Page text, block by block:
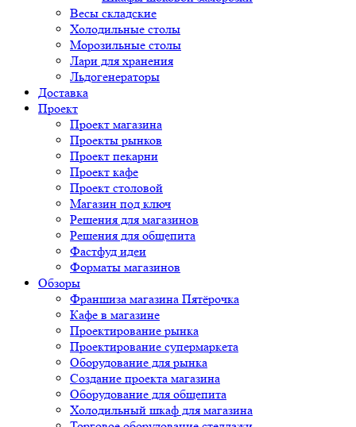
Весы складские
Холодильные столы
Морозильные столы
Лари для хранения
Льдогенераторы
Доставка
Проект
Проект магазина
Проекты рынков
Проект пекарни
Проект кафе
Проект столовой
Магазин под ключ
Решения для магазинов
Решения для общепита
Фастфуд идеи
Форматы магазинов
Обзоры
Франшиза магазина Пятёрочка
Кафе в магазине
Проектирование рынка
Проектирование супермаркета
Оборудование для рынка
Создание проекта магазина
Оборудование для общепита
Холодильный шкаф для магазина